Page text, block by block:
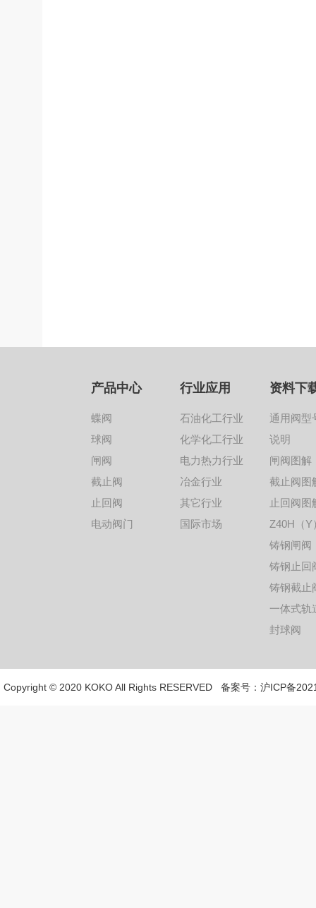
产品中心
蝶阀
球阀
闸阀
截止阀
止回阀
电动阀门
行业应用
石油化工行业
化学化工行业
电力热力行业
冶金行业
其它行业
国际市场
资料下
通用阀型
说明
闸阀图解
截止阀图
止回阀图
Z40H（Y
铸钢闸阀
铸钢止回
铸钢截止
一体式轨
封球阀
Copyright © 2020 KOKO All Rights RESERVED 备案号： 沪ICP备